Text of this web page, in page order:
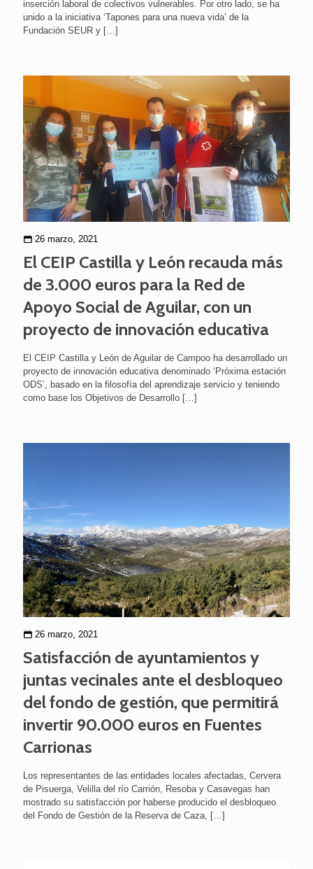
inserción laboral de colectivos vulnerables. Por otro lado, se ha
unido a la iniciativa ‘Tapones para una nueva vida’ de la
Fundación SEUR y […]
26 marzo, 2021
El CEIP Castilla y León recauda más
de 3.000 euros para la Red de
Apoyo Social de Aguilar, con un
proyecto de innovación educativa
El CEIP Castilla y León de Aguilar de Campoo ha desarrollado un
proyecto de innovación educativa denominado ‘Próxima estación
ODS’, basado en la filosofía del aprendizaje servicio y teniendo
como base los Objetivos de Desarrollo […]
26 marzo, 2021
Satisfacción de ayuntamientos y
juntas vecinales ante el desbloqueo
del fondo de gestión, que permitirá
invertir 90.000 euros en Fuentes
Carrionas
Los representantes de las entidades locales afectadas, Cervera
de Pisuerga, Velilla del río Carrión, Resoba y Casavegas han
mostrado su satisfacción por haberse producido el desbloqueo
del Fondo de Gestión de la Reserva de Caza, […]